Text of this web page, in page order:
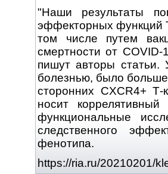
"Наши результаты
эффекторных функций
том числе путем
смертности от
пишут авторы статьи.
болезнью, было больше
сторонних CXCR4+
носит
функциональные
следственного
фенотипа.
https://ria.ru/20210201/